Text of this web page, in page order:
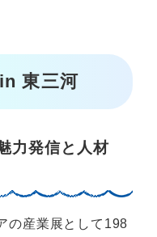
東三河
力発信と人材
の産業展として198